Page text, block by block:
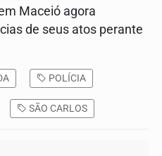
Maceió agora
de seus atos perante
POLÍCIA
SÃO CARLOS